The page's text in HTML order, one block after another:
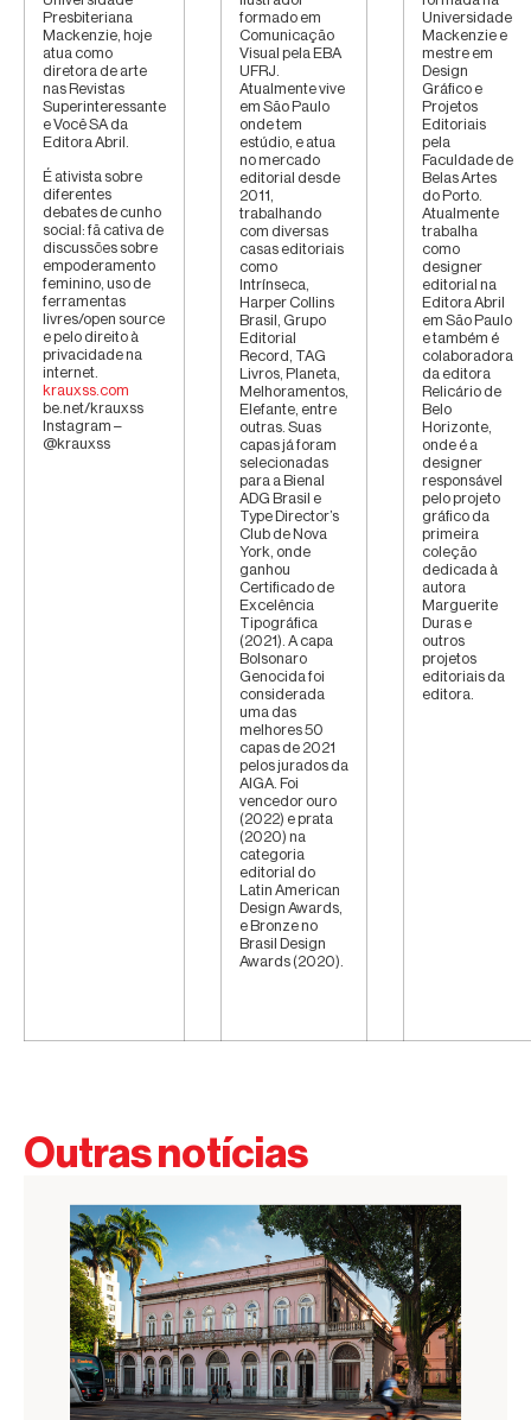
Presbiteriana
Mackenzie, hoje
atua como
diretora de arte
nas Revistas
Superinteressante
e Você SA da
Editora Abril.
É ativista sobre
diferentes
debates de cunho
social: fã cativa de
discussões sobre
empoderamento
feminino, uso de
ferramentas
livres/open source
e pelo direito à
privacidade na
internet.
krauxss.com
be.net/krauxss
Instagram –
@krauxss
formado em
Comunicação
Visual pela EBA
UFRJ.
Atualmente vive
em São Paulo
onde tem
estúdio, e atua
no mercado
editorial desde
2011,
trabalhando
com diversas
casas editoriais
como
Intrínseca,
Harper Collins
Brasil, Grupo
Editorial
Record, TAG
Livros, Planeta,
Melhoramentos,
Elefante, entre
outras. Suas
capas já foram
selecionadas
para a Bienal
ADG Brasil e
Type Director’s
Club de Nova
York, onde
ganhou
Certificado de
Excelência
Tipográfica
(2021). A capa
Bolsonaro
Genocida foi
considerada
uma das
melhores 50
capas de 2021
pelos jurados da
AIGA. Foi
vencedor ouro
(2022) e prata
(2020) na
categoria
editorial do
Latin American
Design Awards,
e Bronze no
Brasil Design
Awards (2020).
Universidade
Mackenzie e
mestre em
Design
Gráfico e
Projetos
Editoriais
pela
Faculdade de
Belas Artes
do Porto.
Atualmente
trabalha
como
designer
editorial na
Editora Abril
em São Paulo
e também é
colaboradora
da editora
Relicário de
Belo
Horizonte,
onde é a
designer
responsável
pelo projeto
gráfico da
primeira
coleção
dedicada à
autora
Marguerite
Duras e
outros
projetos
editoriais da
editora.
Outras notícias